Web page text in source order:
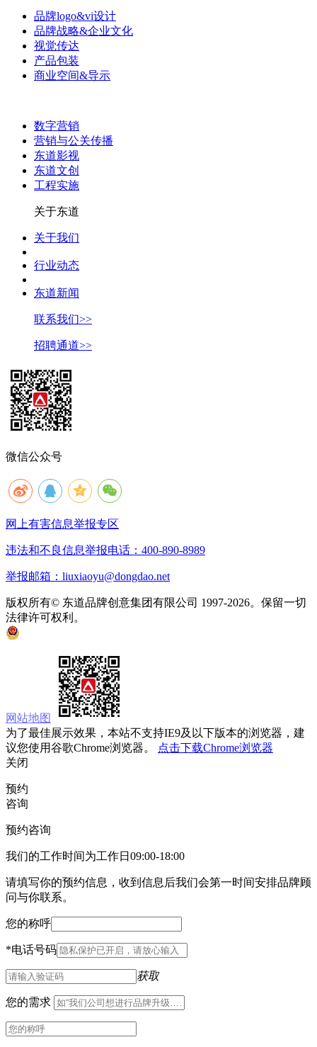
品牌logo&vi设计
品牌战略&企业文化
视觉传达
产品包装
商业空间&导示
数字营销
营销与公关传播
东道影视
东道文创
工程实施
关于东道
关于我们
行业动态
东道新闻
联系我们>>
招聘通道>>
微信公众号
网上有害信息举报专区
违法和不良信息举报电话：400-890-8989
举报邮箱：liuxiaoyu@dongdao.net
版权所有© 东道品牌创意集团有限公司 1997-2026。保留一切
法律许可权利。
网站地图
为了最佳展示效果，本站不支持IE9及以下版本的浏览器，建
议您使用谷歌Chrome浏览器。
点击下载Chrome浏览器
关闭
预约
咨询
预约咨询
我们的工作时间为工作日09:00-18:00
请填写你的预约信息，收到信息后我们会第一时间安排品牌顾
问与你联系。
您的称呼
*电话号码
获取
您的需求